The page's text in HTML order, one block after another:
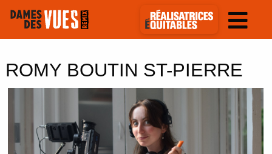
ROMY BOUTIN ST-PIERRE